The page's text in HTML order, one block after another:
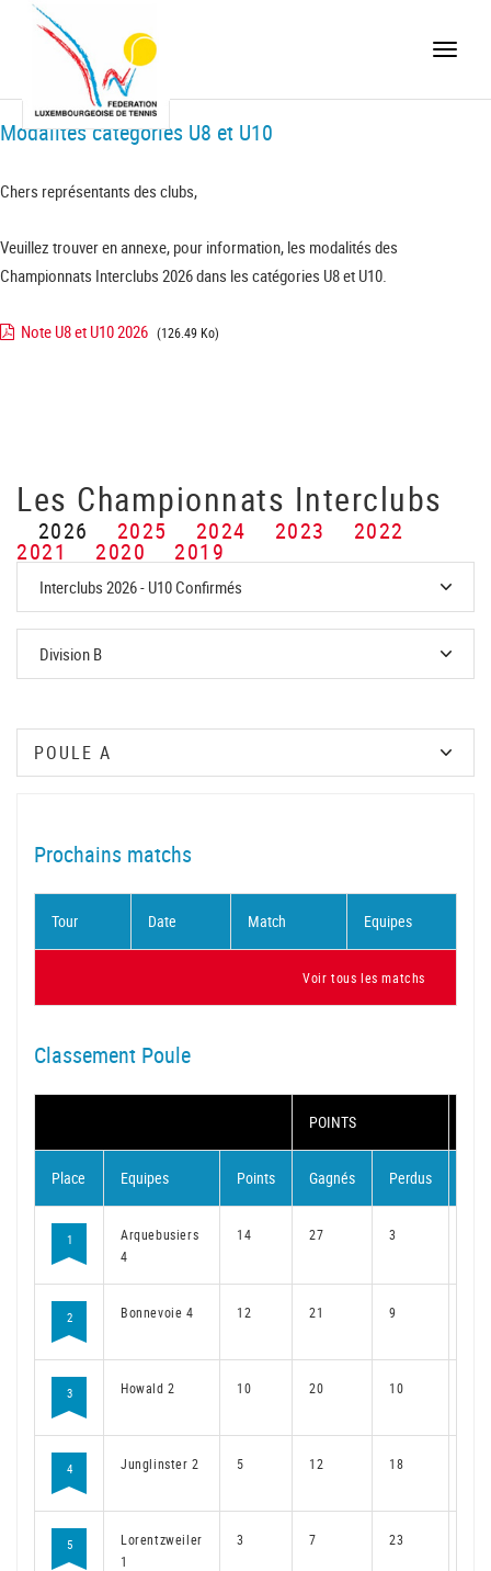
Toggle
Modalités catégories U8 et U10
Chers représentants des clubs,
Veuillez trouver en annexe, pour information, les modalités des
Championnats Interclubs 2026 dans les catégories U8 et U10.
Note U8 et U10 2026 (126.49 Ko)
Les Championnats Interclubs
2026 2025 2024 2023 2022
2021 2020 2019
Prochains matchs
Tour Date Match Equipes
Voir tous les matchs
Classement Poule
POINTS
Place Equipes Points Gagnés Perdus
1
Arquebusiers
4
14 27 3
2 Bonnevoie 4 12 21 9
3 Howald 2 10 20 10
4 Junglinster 2 5 12 18
5
Lorentzweiler
1
3 7 23